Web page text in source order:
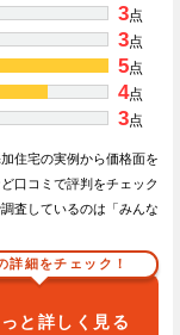
3点
3点
5点
4点
3点
住宅の実例から価格面を
口コミで評判をチェック
査しているのは「みんな
詳細をチェック！
と詳しく見る